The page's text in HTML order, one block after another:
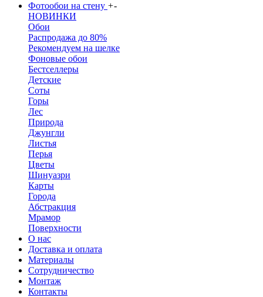
Фотообои на стену +-
НОВИНКИ
Обои
Распродажа до 80%
Рекомендуем на шелке
Фоновые обои
Бестселлеры
Детские
Соты
Горы
Лес
Природа
Джунгли
Листья
Перья
Цветы
Шинуазри
Карты
Города
Абстракция
Мрамор
Поверхности
О нас
Доставка и оплата
Материалы
Сотрудничество
Монтаж
Контакты